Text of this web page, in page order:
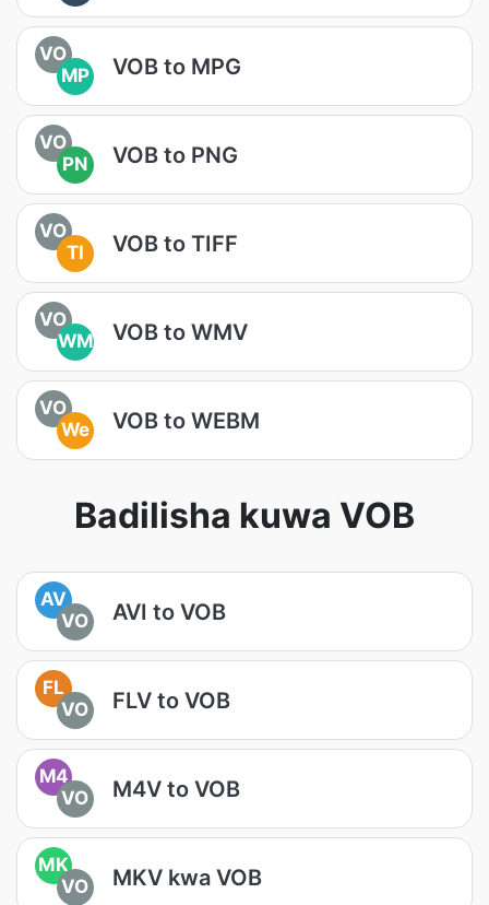
VO
MP
VOB to MPG
VO
PN
VOB to PNG
VO
TI
VOB to TIFF
VO
WM
VOB to WMV
VO
We
VOB to WEBM
Badilisha kuwa VOB
AV
VO
AVI to VOB
FL
VO
FLV to VOB
M4
VO
M4V to VOB
MK
VO
MKV kwa VOB